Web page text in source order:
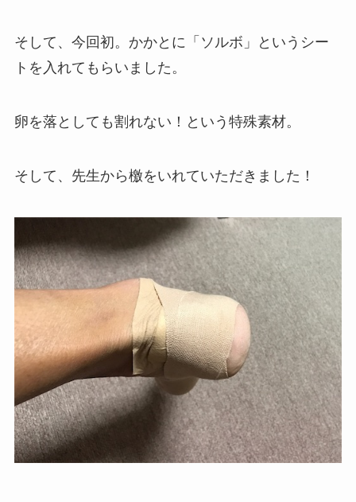
そして、今回初。かかとに「ソルボ」というシー
トを入れてもらいました。
卵を落としても割れない！という特殊素材。
そして、先生から檄をいれていただきました！